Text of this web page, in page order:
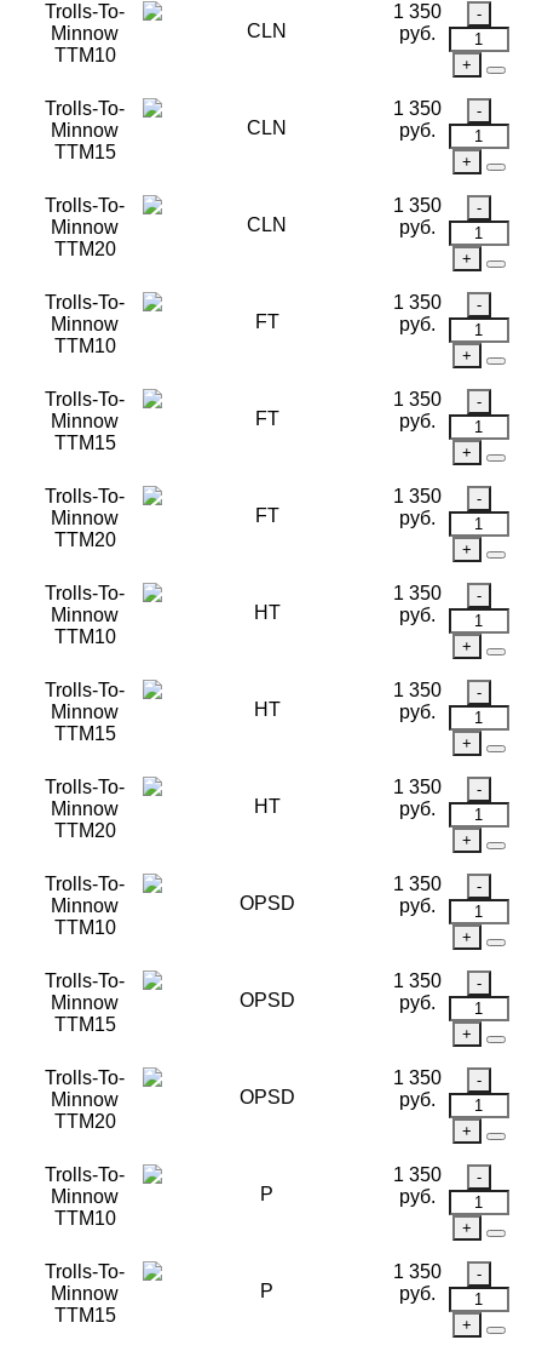
Trolls-To-
Minnow
TTM10
CLN
1 350
руб.
Trolls-To-
Minnow
TTM15
CLN
1 350
руб.
Trolls-To-
Minnow
TTM20
CLN
1 350
руб.
Trolls-To-
Minnow
TTM10
FT
1 350
руб.
Trolls-To-
Minnow
TTM15
FT
1 350
руб.
Trolls-To-
Minnow
TTM20
FT
1 350
руб.
Trolls-To-
Minnow
TTM10
HT
1 350
руб.
Trolls-To-
Minnow
TTM15
HT
1 350
руб.
Trolls-To-
Minnow
TTM20
HT
1 350
руб.
Trolls-To-
Minnow
TTM10
OPSD
1 350
руб.
Trolls-To-
Minnow
TTM15
OPSD
1 350
руб.
Trolls-To-
Minnow
TTM20
OPSD
1 350
руб.
Trolls-To-
Minnow
TTM10
P
1 350
руб.
Trolls-To-
Minnow
TTM15
P
1 350
руб.